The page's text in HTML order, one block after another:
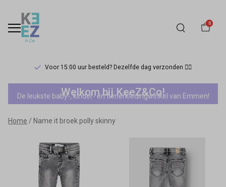
0
Voor 15:00 uur besteld? Dezelfde dag verzonden 🏃‍♀️
Name
it
broek
polly
skinny
Welkom bij KeeZ&Co!
De leukste baby-, kinder- en tienerkledingwinkel van Emmen!
Home Name it broek polly skinny